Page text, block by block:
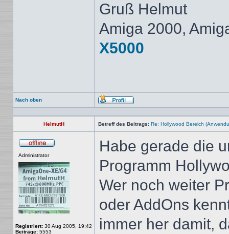
Gruß Helmut
Amiga 2000,
X5000
Nach oben
Profil
HelmutH Betreff des Beitrags: Re: Hollywood Bereich
Administrator
Registriert: 30 Aug 2005, 19:42
Beiträge: 5553
Habe gerade die
Programm
Wer noch weiter
oder AddOns
immer her damit,